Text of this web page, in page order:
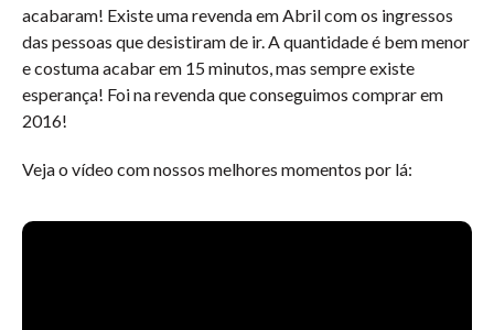
acabaram! Existe uma revenda em Abril com os ingressos
das pessoas que desistiram de ir. A quantidade é bem menor
e costuma acabar em 15 minutos, mas sempre existe
esperança! Foi na revenda que conseguimos comprar em
2016!
Veja o vídeo com nossos melhores momentos por lá: